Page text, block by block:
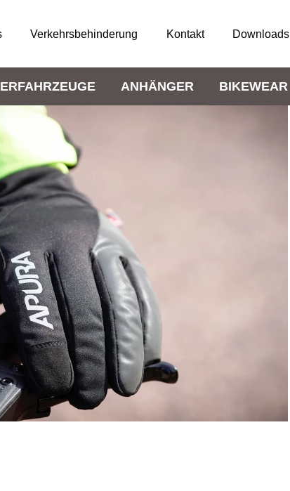
Verkehrsbehinderung Kontakt Downloads
ANHÄNGER BIKEWEAR